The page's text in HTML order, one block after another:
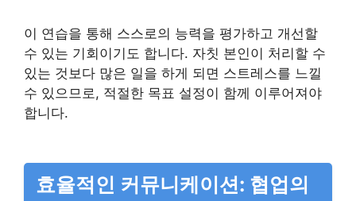
이 연습을 통해 스스로의 능력을 평가하고 개선할
수 있는 기회이기도 합니다. 자칫 본인이 처리할 수
있는 것보다 많은 일을 하게 되면 스트레스를 느낄
수 있으므로, 적절한 목표 설정이 함께 이루어져야
합니다.
효율적인 커뮤니케이션: 협업의